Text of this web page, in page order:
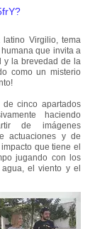
latino Virgilio, tema
que invita a
y la brevedad de la
como un misterio
cinco apartados
haciendo
de imágenes
actuaciones y de
que tiene el
jugando con los
el viento y el